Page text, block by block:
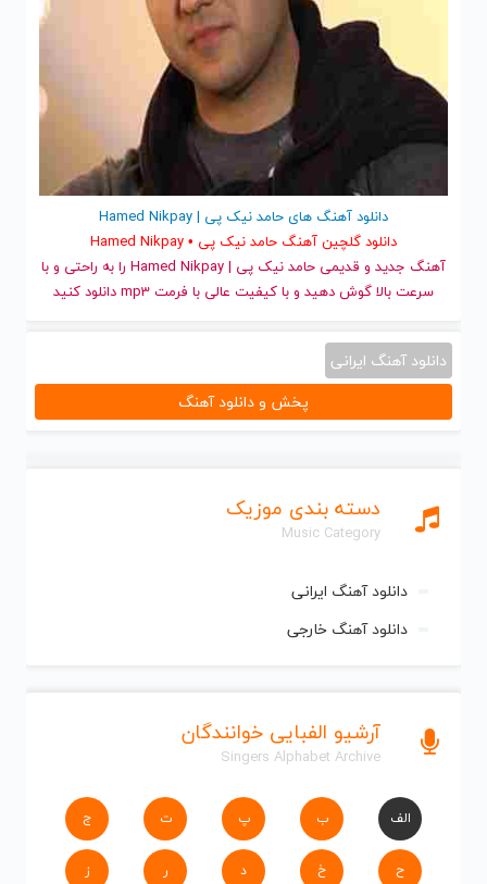
دسته بندی موزیک
Music Category
دانلود آهنگ ایرانی
دانلود آهنگ خارجی
آرشیو الفبایی خوانندگان
Singers Alphabet Archive
الف ب پ ت ج
ح خ د ر ز
دانلود آهنگ های حامد نیک پی | Hamed Nikpay
دانلود گلچین آهنگ حامد نیک پی • Hamed Nikpay
آهنگ جدید
و قدیمی حامد نیک پی | Hamed Nikpay را به راحتی و با
سرعت بالا گوش دهید و با کیفیت عالی با فرمت mp3 دانلود کنید
دانلود آهنگ ایرانی
پخش و دانلود آهنگ